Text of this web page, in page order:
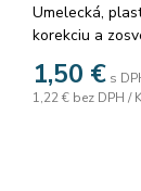
Umelecká,
korekciu a
ceruzkou,
nezanecháva
dodávaná v
1,50 € s
1,22 € bez DPH /